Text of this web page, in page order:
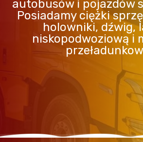
autobusów i pojazdów
Posiadamy ciężki
holowniki, dźwig,
niskopodwoziową i